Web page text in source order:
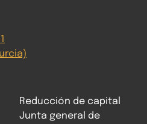
Reducción de capital
Junta general de